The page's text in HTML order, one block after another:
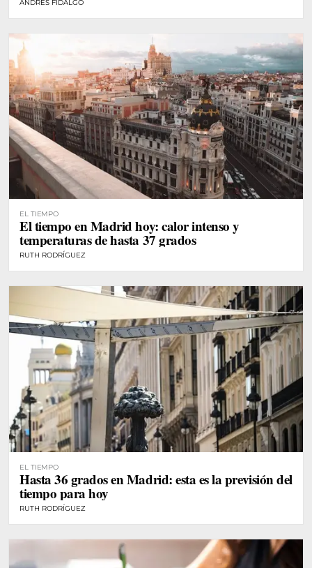
ANDRÉS FIDALGO
EL TIEMPO
El tiempo en Madrid hoy: calor intenso y
temperaturas de hasta 37 grados
RUTH RODRÍGUEZ
EL TIEMPO
Hasta 36 grados en Madrid: esta es la previsión del
tiempo para hoy
RUTH RODRÍGUEZ